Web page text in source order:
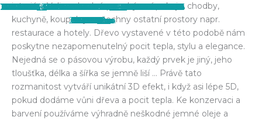
interiéru.Velice vhodné pro obývací pokoje, chodby,
kuchyně, koupelny a všechny ostatní prostory napr.
restaurace a hotely. Dřevo vystavené v této podobě nám
poskytne nezapomenutelný pocit tepla, stylu a elegance.
Nejedná se o pásovou výrobu, každý prvek je jiný, jeho
tloušťka, délka a šířka se jemně liší … Právě tato
rozmanitost vytváří unikátní 3D efekt, i když asi lépe 5D,
pokud dodáme vůni dřeva a pocit tepla. Ke konzervaci a
barvení používáme výhradně neškodné jemné oleje a
21740904_713457868865241_2432764689101
145873_o
18921103_661969604014068_847059728479
6823851_o
18814626_658235024387526_3334176570194
79344_o
28576443_800437490167278_895641164178
7967961_n
28577506_800437513500609_397083172120
2003978_n
30716358_825733987637628_228423028449
9112512_n
18422101_647565502121145_49444828015675
31157_o
14322658_526248517586178_46351139532067
65165_n
14610986_545770645633965_4085155277437
658909_n
15319278_567881673422862_3875187983154
963319_n
15338684_568899529987743_363908952804
1102421_n
15284041_569371896607173_4270895771317
357102_n
15037206_557768831100813_4689761411309
083286_n
15978031_587845314759831_1575785490237
996912_n
14354928_530937253783971_7630255925873
908266_n
14595725_541153196095710_814178961113001
2522_n
14600878_540863102791386_153888109929
2975345_n
14469589_536546443223052_3010422260547
100943_n
12705302_440873896123641_6143697268144
777474_n
13495299_491727951038235_29741167218935
03148_n
12472296_461789457365418_4594571618879
459411_n
13615492_499537883590575_2348053954012
086722_n
12801582_460260600851637_5165388352347
038006_n
13321794_481468192064211_18572463600173
52387_n
11244720_356049901272708_1023892874316
636170_o
12248228_413372542207110_7504914001755
215906_o
12238125_420779571466407_2102558329715
073764_o
11255766_362859307258434_230088394626
0569438_o
12371255_442279519316412_54956200161498
43796_o
10006593_339883109556054_602270607669
8762622_n